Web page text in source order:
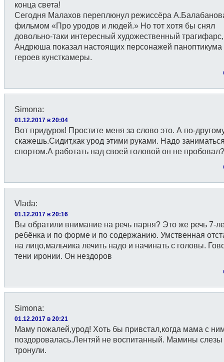
конца света!
Сегодня Малахов переплюнул режиссёра
фильмом «Про уродов и людей.» Но тот хотя бы снял
довольно-таки интересный художественный
Андрюша показал настоящих персонажей паноптикума
героев кунсткамеры.
Simona:
01.12.2017 в 20:04
Вот придурок! Простите меня за слово это. А по-
скажешь.Сидит,как урод этими руками. Надо
спортом.А работать над своей головой он не пробовал?
Vlada:
01.12.2017 в 20:16
Вы обратили внимание на речь парня? Это же речь 7-
ребёнка и по форме и по содержанию. Умственная
на лицо,мальчика лечить надо и начинать с головы.
тени иронии. Он нездоров
Simona:
01.12.2017 в 20:21
Маму пожалей,урод! Хоть бы привстал,когда мама с
поздоровалась.Лентяй не воспитанный. Мамины слезы
тронули.